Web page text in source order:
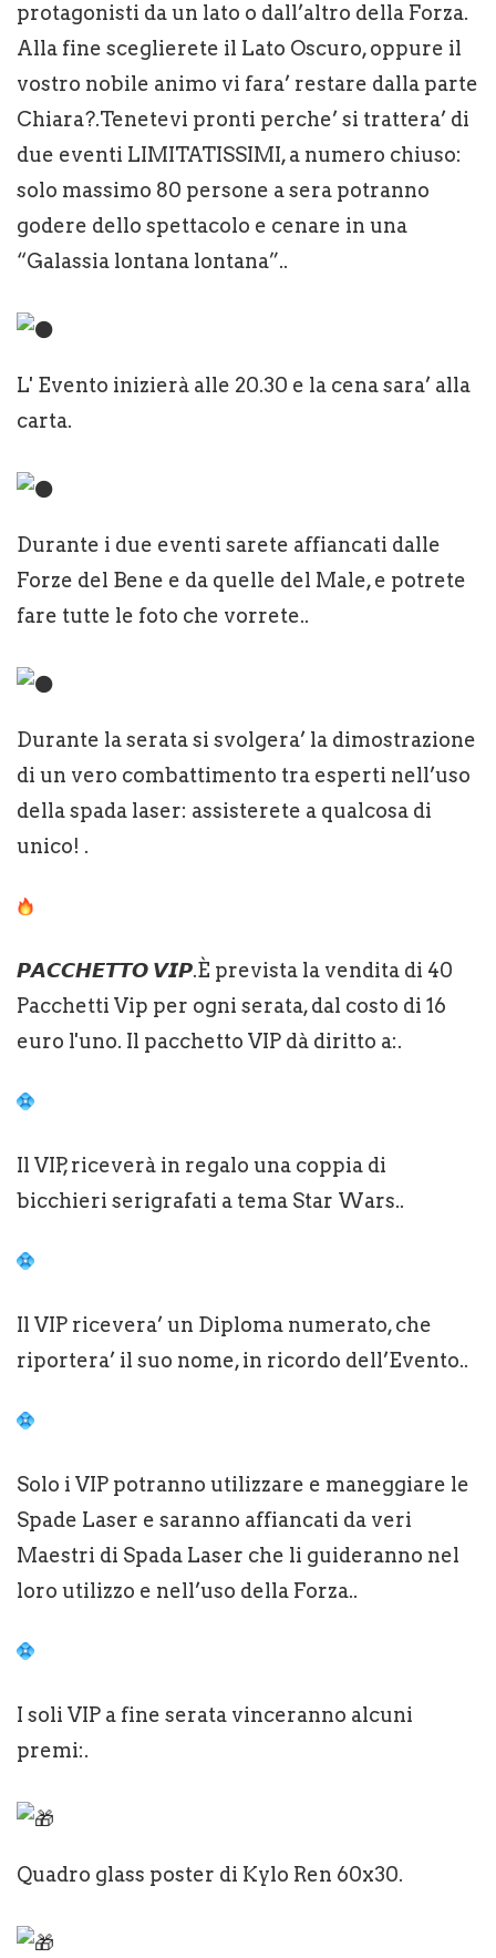
protagonisti da un lato o dall’altro della Forza.
Alla fine sceglierete il Lato Oscuro, oppure il
vostro nobile animo vi fara’ restare dalla parte
Chiara?.Tenetevi pronti perche’ si trattera’ di
due eventi LIMITATISSIMI, a numero chiuso:
solo massimo 80 persone a sera potranno
godere dello spettacolo e cenare in una
“Galassia lontana lontana”..
L' Evento inizierà alle 20.30 e la cena sara’ alla
carta.
Durante i due eventi sarete affiancati dalle
Forze del Bene e da quelle del Male, e potrete
fare tutte le foto che vorrete..
Durante la serata si svolgera’ la dimostrazione
di un vero combattimento tra esperti nell’uso
della spada laser: assisterete a qualcosa di
unico! .
𝙋𝘼𝘾𝘾𝙃𝙀𝙏𝙏𝙊 𝙑𝙄𝙋.È prevista la vendita di 40
Pacchetti Vip per ogni serata, dal costo di 16
euro l'uno. Il pacchetto VIP dà diritto a:.
Il VIP, riceverà in regalo una coppia di
bicchieri serigrafati a tema Star Wars..
Il VIP ricevera’ un Diploma numerato, che
riportera’ il suo nome, in ricordo dell’Evento..
Solo i VIP potranno utilizzare e maneggiare le
Spade Laser e saranno affiancati da veri
Maestri di Spada Laser che li guideranno nel
loro utilizzo e nell’uso della Forza..
I soli VIP a fine serata vinceranno alcuni
premi:.
Quadro glass poster di Kylo Ren 60x30.